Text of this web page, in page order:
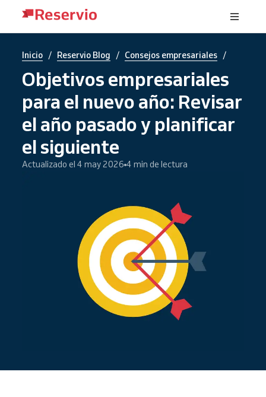
Inicio / Reservio Blog / Consejos empresariales /
Objetivos empresariales
para el nuevo año: Revisar
el año pasado y planificar
el siguiente
Actualizado el 4 may 2026 4 min de lectura